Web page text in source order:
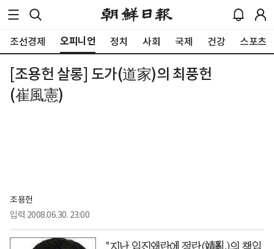
조선경제 오피니언 정치 사회 국제 건강 스포츠
[조용헌 살롱] 도가(道家)의 최풍헌
(崔風憲)
조용헌
입력 2008.06.30. 23:00
"지난 임진왜란에 정란(靖亂)의 책임